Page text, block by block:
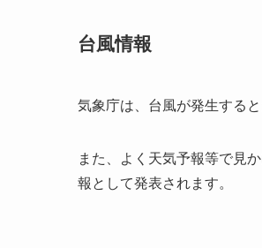
台風情報
気象庁は、台風が発生する
また、よく天気予報等で見
報として発表されます。